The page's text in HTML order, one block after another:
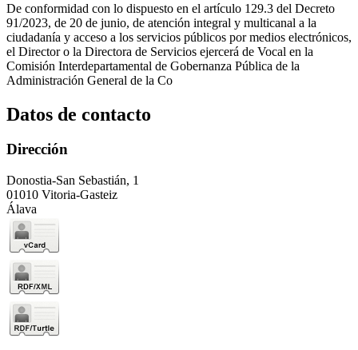
De conformidad con lo dispuesto en el artículo 129.3 del Decreto
91/2023, de 20 de junio, de atención integral y multicanal a la
ciudadanía y acceso a los servicios públicos por medios electrónicos,
el Director o la Directora de Servicios ejercerá de Vocal en la
Comisión Interdepartamental de Gobernanza Pública de la
Administración General de la Co
Datos de contacto
Dirección
Donostia-San Sebastián, 1
01010 Vitoria-Gasteiz
Álava